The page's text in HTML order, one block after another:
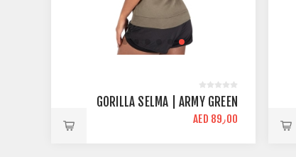
GORILLA SELMA | ARMY GREEN
AED 89٫00